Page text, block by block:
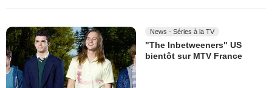
News - Séries à la TV
"The Inbetweeners" US
bientôt sur MTV France